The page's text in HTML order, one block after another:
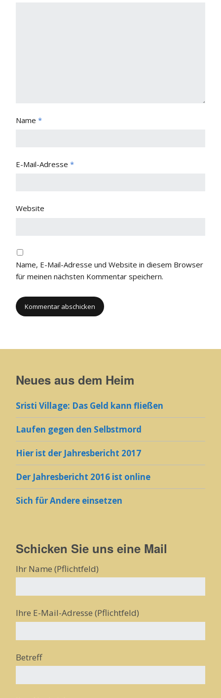
Name *
E-Mail-Adresse *
Website
Name, E-Mail-Adresse und Website in diesem Browser
für meinen nächsten Kommentar speichern.
Neues aus dem Heim
Sristi Village: Das Geld kann fließen
Laufen gegen den Selbstmord
Hier ist der Jahresbericht 2017
Der Jahresbericht 2016 ist online
Sich für Andere einsetzen
Schicken Sie uns eine Mail
Ihr Name (Pflichtfeld)
Ihre E-Mail-Adresse (Pflichtfeld)
Betreff